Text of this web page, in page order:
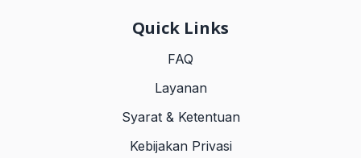
Quick Links
FAQ
Layanan
Syarat & Ketentuan
Kebijakan Privasi